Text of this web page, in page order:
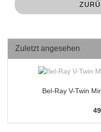
Zuletzt angesehen
Bel-Ray V-Twin